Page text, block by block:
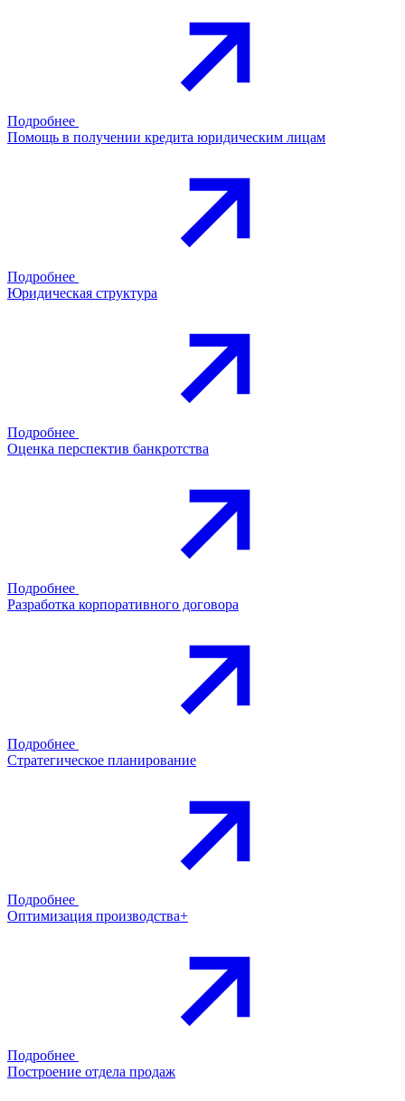
Подробнее
Помощь в получении кредита юридическим лицам
Подробнее
Юридическая структура
Подробнее
Оценка перспектив банкротства
Подробнее
Разработка корпоративного договора
Подробнее
Стратегическое планирование
Подробнее
Оптимизация производства+
Подробнее
Построение отдела продаж